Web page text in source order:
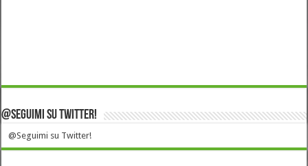
@Seguimi su Twitter!
@Seguimi su Twitter!